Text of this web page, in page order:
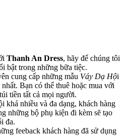
Thanh An Dress, hãy để chúng tôi
bật trong những bữa tiệc.
cung cấp những mẫu Váy Dạ Hội
Bạn có thể thuê hoặc mua với
tiền tất cả mọi người.
khá nhiều và đa dạng, khách hàng
những bộ phụ kiện đi kèm sẽ tạo
đa.
feeback khách hàng đã sử dụng